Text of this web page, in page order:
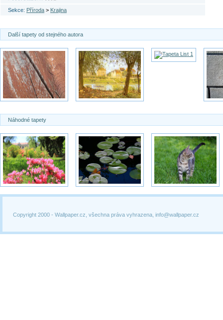
Sekce: Příroda > Krajina
Další tapety od stejného autora
Náhodné tapety
Copyright 2000 - Wallpaper.cz, všechna práva vyhrazena, info@wallpaper.cz